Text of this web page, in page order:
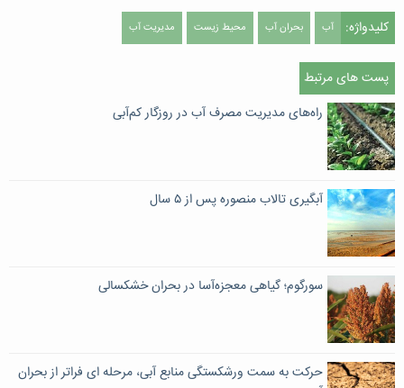
کلیدواژه: آب بحران آب محیط زیست مدیریت آب
پست های مرتبط
راه‌های مدیریت مصرف آب در روزگار کم‌آبی ‌
آبگیری تالاب منصوره پس از ۵ سال
سورگوم؛ گیاهی معجزه‌آسا در بحران خشکسالی
حرکت به سمت ورشکستگی منابع آبی، مرحله ای فراتر از بحران